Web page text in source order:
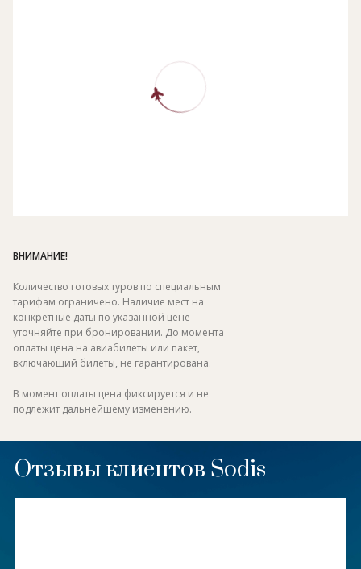
ВНИМАНИЕ!
Количество готовых туров по специальным
тарифам ограничено. Наличие мест на
конкретные даты по указанной цене
уточняйте при бронировании. До момента
оплаты цена на авиабилеты или пакет,
включающий билеты, не гарантирована.
В момент оплаты цена фиксируется и не
подлежит дальнейшему изменению.
Отзывы клиентов Sodis